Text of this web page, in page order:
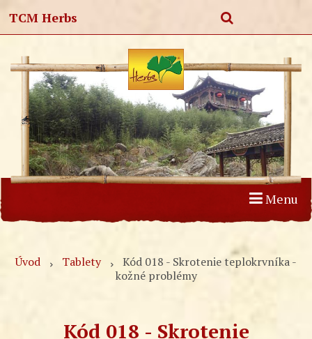
TCM Herbs
Menu
O nás
Kontakt
Úvod Tablety
Kód 018 - Skrotenie teplokrvníka -
kožné problémy
Kód 018 - Skrotenie